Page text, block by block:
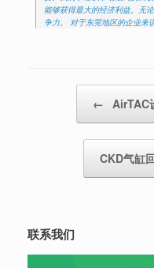
能够获得最大的经济利益。无
争力。 对于东莞地区的企业来
← AirTAC
CKD气缸
联系我们